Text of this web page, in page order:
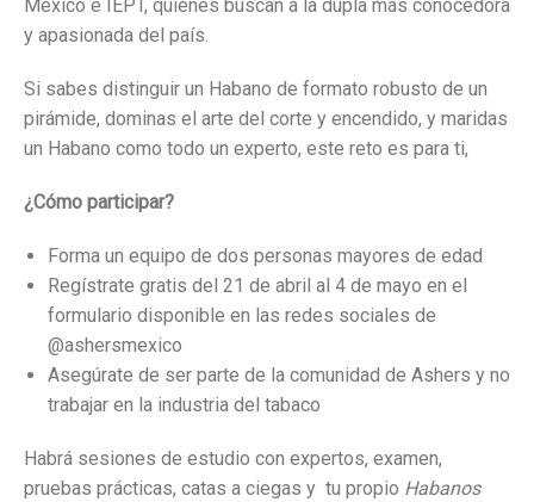
México e IEPT, quienes buscan a la dupla más conocedora
y apasionada del país.
Si sabes distinguir un Habano de formato robusto de un
pirámide, dominas el arte del corte y encendido, y maridas
un Habano como todo un experto, este reto es para ti,
¿Cómo participar?
Forma un equipo de dos personas mayores de edad
Regístrate gratis del 21 de abril al 4 de mayo en el
formulario disponible en las redes sociales de
@ashersmexico
Asegúrate de ser parte de la comunidad de Ashers y no
trabajar en la industria del tabaco
Habrá sesiones de estudio con expertos, examen,
pruebas prácticas, catas a ciegas y tu propio Habanos